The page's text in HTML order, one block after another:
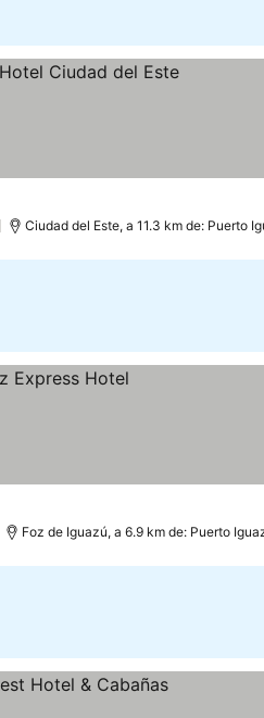
Ciudad del Este, a 11.3 km de: Puerto
Foz de Iguazú, a 6.9 km de: Puerto